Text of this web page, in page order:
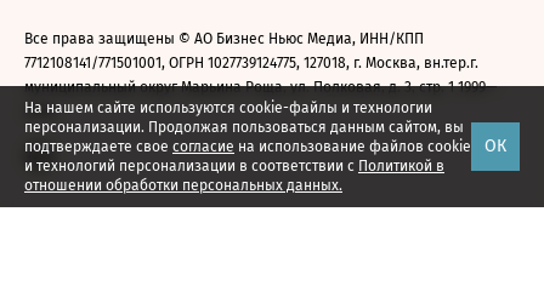
На нашем сайте используются cookie-файлы и технологии
персонализации. Продолжая пользоваться данным сайтом, вы
подтверждаете свое согласие на использование файлов cookie
и технологий персонализации в соответствии с Политикой в
отношении обработки персональных данных.
ОК
Все права защищены © АО Бизнес Ньюс Медиа, ИНН/КПП
7712108141/771501001, ОГРН 1027739124775, 127018, г. Москва, вн.тер.г.
муниципальный округ Марьина Роща, ул. Полковая, д. 3, стр. 1 1999—
2026